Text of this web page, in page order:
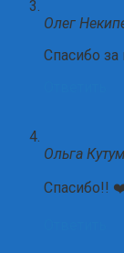
Олег
Спасибо
Ольга
Спасибо!!